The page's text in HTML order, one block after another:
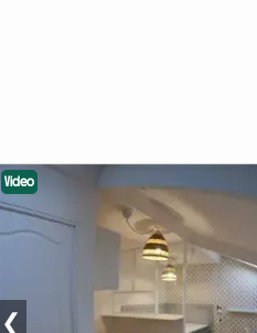
Video
❮